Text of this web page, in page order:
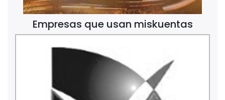
Empresas que usan miskuentas